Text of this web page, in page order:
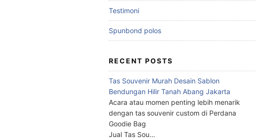
Testimoni
Spunbond polos
RECENT POSTS
Tas Souvenir Murah Desain Sablon
Bendungan Hilir Tanah Abang Jakarta
Acara atau momen penting lebih menarik
dengan tas souvenir custom di Perdana
Goodie Bag
Jual Tas Sou…